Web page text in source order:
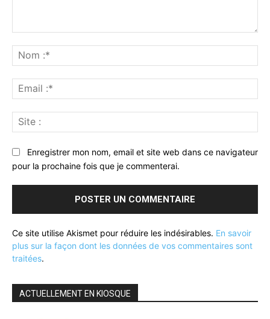
:*
:*
:
Enregistrer mon nom, email et site web dans ce navigateur
pour la prochaine fois que je commenterai.
Ce site utilise Akismet pour réduire les indésirables. En savoir
plus sur la façon dont les données de vos commentaires sont
traitées.
ACTUELLEMENT EN KIOSQUE